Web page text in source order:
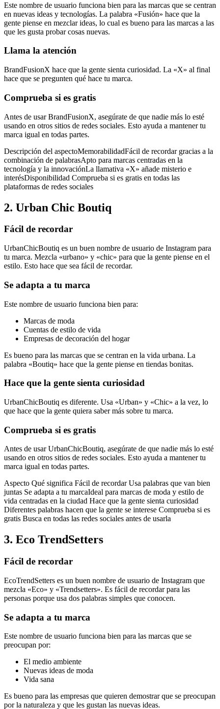
Este nombre de usuario funciona bien para las marcas que se centran
en nuevas ideas y tecnologías. La palabra «Fusión» hace que la
gente piense en mezclar ideas, lo cual es bueno para las marcas a las
que les gusta probar cosas nuevas.
Llama la atención
BrandFusionX hace que la gente sienta curiosidad. La «X» al final
hace que se pregunten qué hace tu marca.
Comprueba si es gratis
Antes de usar BrandFusionX, asegúrate de que nadie más lo esté
usando en otros sitios de redes sociales. Esto ayuda a mantener tu
marca igual en todas partes.
Descripción del aspectoMemorabilidadFácil de recordar gracias a la
combinación de palabrasApto para marcas centradas en la
tecnología y la innovaciónLa llamativa «X» añade misterio e
interésDisponibilidad Comprueba si es gratis en todas las
plataformas de redes sociales
2. Urban Chic Boutiq
Fácil de recordar
UrbanChicBoutiq es un buen nombre de usuario de Instagram para
tu marca. Mezcla «urbano» y «chic» para que la gente piense en el
estilo. Esto hace que sea fácil de recordar.
Se adapta a tu marca
Este nombre de usuario funciona bien para:
Marcas de moda
Cuentas de estilo de vida
Empresas de decoración del hogar
Es bueno para las marcas que se centran en la vida urbana. La
palabra «Boutiq» hace que la gente piense en tiendas bonitas.
Hace que la gente sienta curiosidad
UrbanChicBoutiq es diferente. Usa «Urban» y «Chic» a la vez, lo
que hace que la gente quiera saber más sobre tu marca.
Comprueba si es gratis
Antes de usar UrbanChicBoutiq, asegúrate de que nadie más lo esté
usando en otros sitios de redes sociales. Esto ayuda a mantener tu
marca igual en todas partes.
Aspecto Qué significa Fácil de recordar Usa palabras que van bien
juntas Se adapta a tu marcaIdeal para marcas de moda y estilo de
vida centradas en la ciudad Hace que la gente sienta curiosidad
Diferentes palabras hacen que la gente se interese Comprueba si es
gratis Busca en todas las redes sociales antes de usarla
3. Eco TrendSetters
Fácil de recordar
EcoTrendSetters es un buen nombre de usuario de Instagram que
mezcla «Eco» y «Trendsetters». Es fácil de recordar para las
personas porque usa dos palabras simples que conocen.
Se adapta a tu marca
Este nombre de usuario funciona bien para las marcas que se
preocupan por:
El medio ambiente
Nuevas ideas de moda
Vida sana
Es bueno para las empresas que quieren demostrar que se preocupan
por la naturaleza y que les gustan las nuevas ideas.